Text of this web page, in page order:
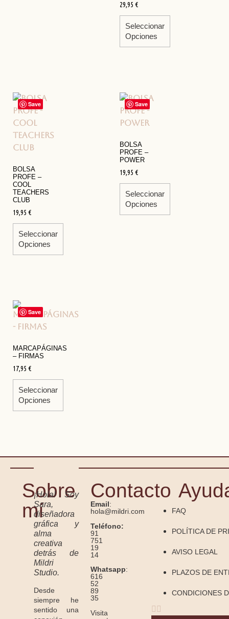
29,95 €
Seleccionar
Opciones
Save
BOLSA
PROFE –
COOL
TEACHERS
CLUB
19,95 €
Seleccionar
Opciones
Save
BOLSA
PROFE –
POWER
19,95 €
Seleccionar
Opciones
Save
MARCAPÁGINAS
– FIRMAS
17,95 €
Seleccionar
Opciones
Sobre
mí
¡Hola! Soy
Sara,
diseñadora
gráfica y
alma
creativa
detrás de
Mildri
Studio.
Desde
siempre he
sentido una
Contacto
Email:
hola@mildri.com
Teléfono:
91
751
19
14
Whatsapp:
616
52
89
35
Visita
FAQ
POLÍTICA DE
AVISO LEGAL
PLAZOS DE
CONDICIONES